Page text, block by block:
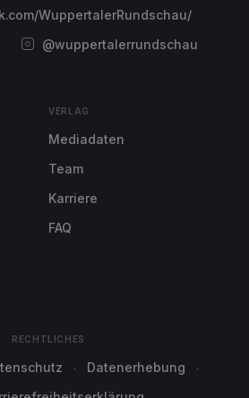
WuppertalerRundschau/
@wuppertalerrundschau
VERLAG
Mediadaten
Team
Karriere
FAQ
RECHTLICHES
Datenerhebung